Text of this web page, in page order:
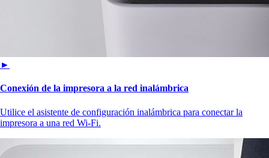
►
Conexión de la impresora a la red inalámbrica
Utilice el asistente de configuración inalámbrica para conectar la
impresora a una red Wi-Fi.